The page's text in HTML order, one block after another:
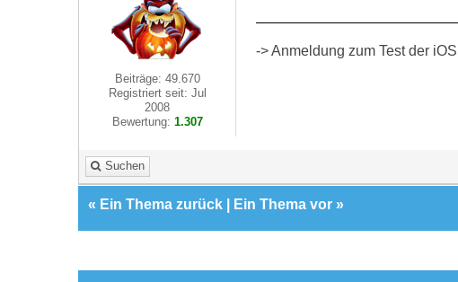
Beiträge: 49.670
Registriert seit: Jul
2008
Bewertung: 1.307
-> Anmeldung zum Test der
Suchen
« Ein Thema zurück Ein Thema vor »